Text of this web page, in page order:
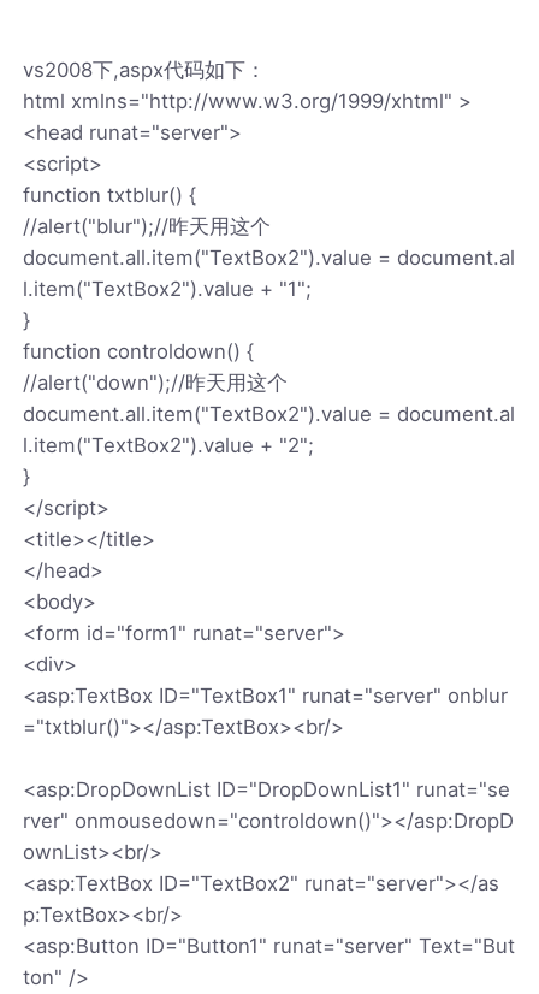
vs2008下,aspx代码如下：
html xmlns="http://www.w3.org/1999/xhtml" >
<head runat="server">
<script>
function txtblur() {
//alert("blur");//昨天用这个
document.all.item("TextBox2").value = document.al
l.item("TextBox2").value + "1";
}
function controldown() {
//alert("down");//昨天用这个
document.all.item("TextBox2").value = document.al
l.item("TextBox2").value + "2";
}
</script>
<title></title>
</head>
<body>
<form id="form1" runat="server">
<div>
<asp:TextBox ID="TextBox1" runat="server" onblur
="txtblur()"></asp:TextBox><br/>
<asp:DropDownList ID="DropDownList1" runat="se
rver" onmousedown="controldown()"></asp:DropD
ownList><br/>
<asp:TextBox ID="TextBox2" runat="server"></as
p:TextBox><br/>
<asp:Button ID="Button1" runat="server" Text="But
ton" />